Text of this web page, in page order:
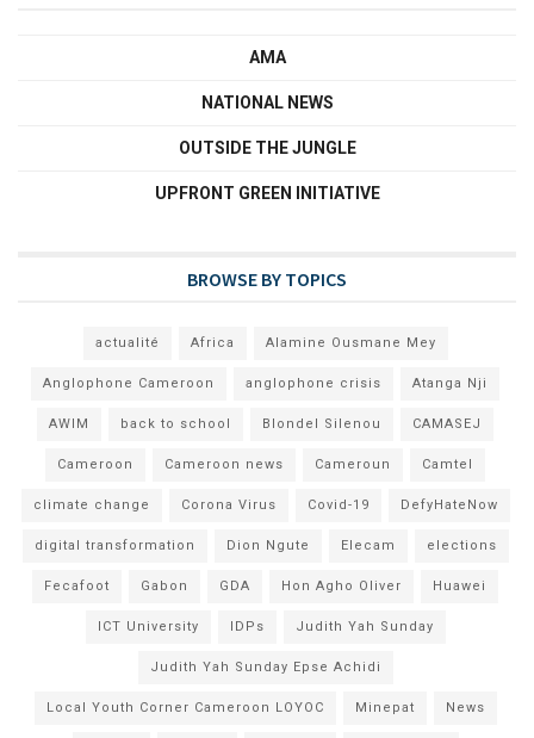
AMA
NATIONAL NEWS
OUTSIDE THE JUNGLE
UPFRONT GREEN INITIATIVE
BROWSE BY TOPICS
actualité Africa Alamine Ousmane Mey
Anglophone Cameroon anglophone crisis Atanga Nji
AWIM back to school Blondel Silenou CAMASEJ
Cameroon Cameroon news Cameroun Camtel
climate change Corona Virus Covid-19 DefyHateNow
digital transformation Dion Ngute Elecam elections
Fecafoot Gabon GDA Hon Agho Oliver Huawei
ICT University IDPs Judith Yah Sunday
Judith Yah Sunday Epse Achidi
Local Youth Corner Cameroon LOYOC Minepat News